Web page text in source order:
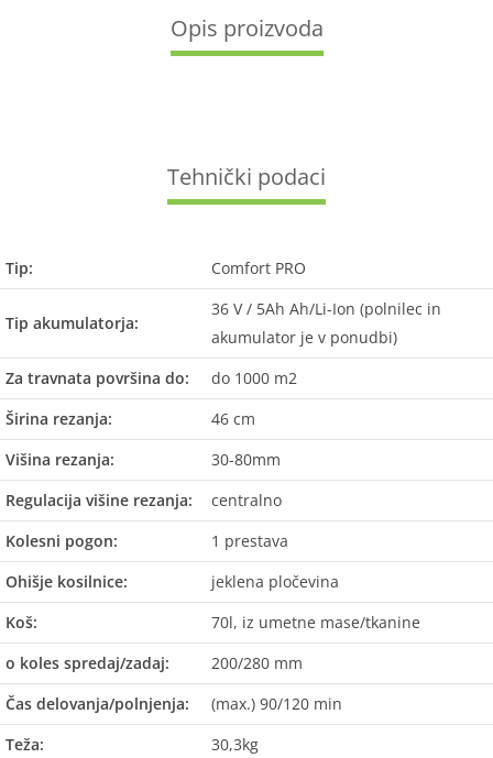
Opis proizvoda
Tehnički podaci
Tip: Comfort PRO
Tip akumulatorja:
36 V / 5Ah Ah/Li-Ion (polnilec in
akumulator je v ponudbi)
Za travnata površina do:
do 1000 m2
Širina rezanja:
46 cm
Višina rezanja:
30-80mm
Regulacija višine rezanja:
centralno
Kolesni pogon:
1 prestava
Ohišje kosilnice:
jeklena pločevina
Koš:
70l, iz umetne mase/tkanine
o koles spredaj/zadaj:
200/280 mm
Čas delovanja/polnjenja:
(max.) 90/120 min
Teža:
30,3kg